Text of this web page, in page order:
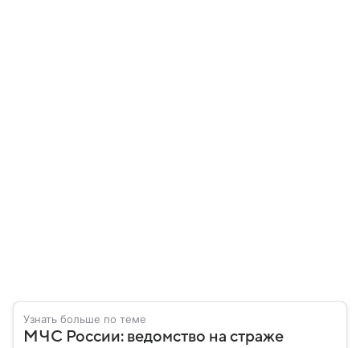
Узнать больше по теме
МЧС России: ведомство на страже